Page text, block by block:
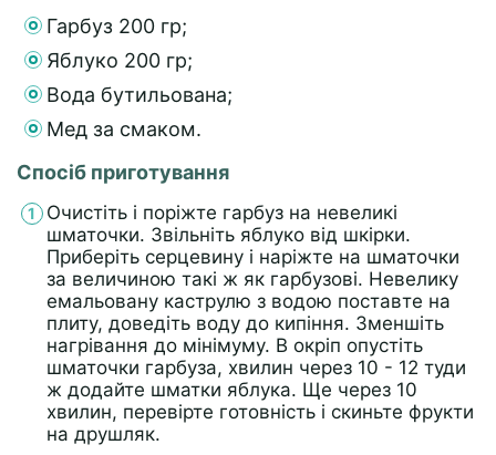
Гарбуз 200 гр;
Яблуко 200 гр;
Вода бутильована;
Мед за смаком.
Спосіб приготування
Очистіть і поріжте гарбуз на невеликі
шматочки. Звільніть яблуко від шкірки.
Приберіть серцевину і наріжте на шматочки
за величиною такі ж як гарбузові. Невелику
емальовану каструлю з водою поставте на
плиту, доведіть воду до кипіння. Зменшіть
нагрівання до мінімуму. В окріп опустіть
шматочки гарбуза, хвилин через 10 - 12 туди
ж додайте шматки яблука. Ще через 10
хвилин, перевірте готовність і скиньте фрукти
на друшляк.